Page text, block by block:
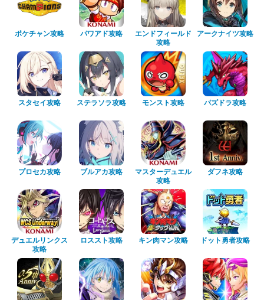
ポケチャン攻略 パワアド攻略
エンドフィールド
攻略
アークナイツ攻略
スタセイ攻略 ステラソラ攻略 モンスト攻略 パズドラ攻略
プロセカ攻略 ブルアカ攻略
マスターデュエル
攻略
ダフネ攻略
デュエルリンクス
攻略
ロススト攻略 キン肉マン攻略 ドット勇者攻略